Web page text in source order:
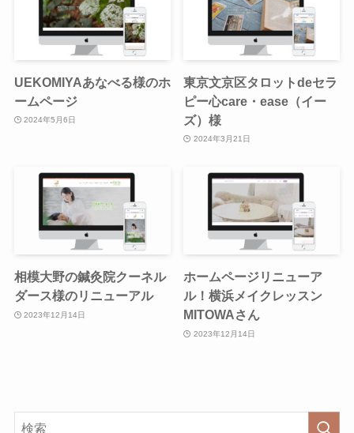
UEKOMIYAあなべる様のホ
ームページ
2024年5月6日
東京文京区タロットdeセラ
ピー心care・ease（イー
ズ）様
2024年3月21日
相模大野の鍼灸院クーネル
ダース様のリニューアル
2023年12月14日
ホームページリニューア
ル！横浜メイクレッスン
MITOWAさん
2023年12月14日